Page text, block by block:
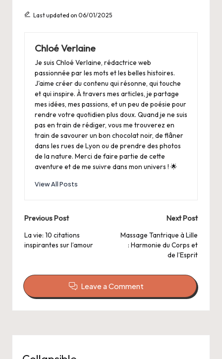
Last updated on 06/01/2025
Chloé Verlaine
Je suis Chloé Verlaine, rédactrice web
passionnée par les mots et les belles histoires.
J'aime créer du contenu qui résonne, qui touche
et qui inspire. À travers mes articles, je partage
mes idées, mes passions, et un peu de poésie pour
rendre votre quotidien plus doux. Quand je ne suis
pas en train de rédiger, vous me trouverez en
train de savourer un bon chocolat noir, de flâner
dans les rues de Lyon ou de prendre des photos
de la nature. Merci de faire partie de cette
aventure et de me suivre dans mon univers ! 🌟
View All Posts
Post
navigation
Previous Post
La vie: 10 citations
inspirantes sur l’amour
Next Post
Massage Tantrique à Lille
: Harmonie du Corps et
de l’Esprit
Leave a Comment